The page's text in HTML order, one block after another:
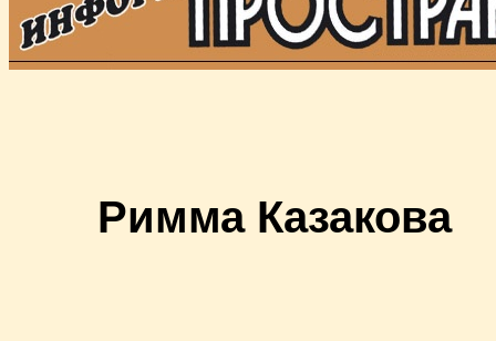
Римма Казакова